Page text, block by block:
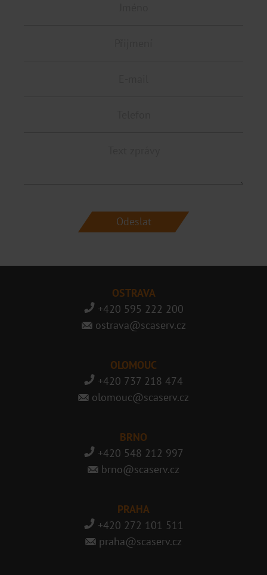
OSTRAVA
+420 595 222 200
ostrava@scaserv.cz
OLOMOUC
+420 737 218 474
olomouc@scaserv.cz
BRNO
+420 548 212 997
brno@scaserv.cz
PRAHA
+420 272 101 511
praha@scaserv.cz